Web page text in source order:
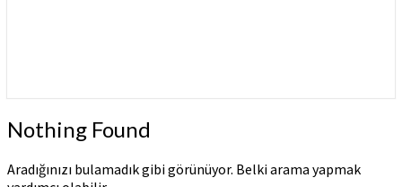
Nothing
Found
Nothing Found
Aradığınızı bulamadık gibi görünüyor. Belki arama yapmak